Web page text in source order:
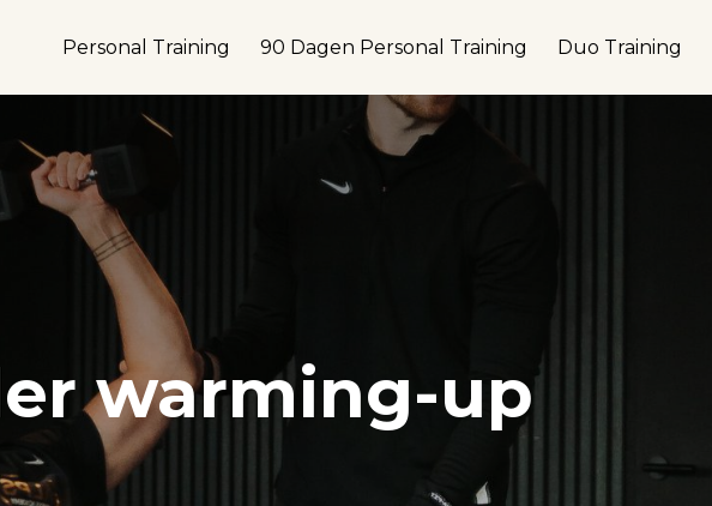
Personal Training 90 Dagen Personal Training Duo Training
warming-up